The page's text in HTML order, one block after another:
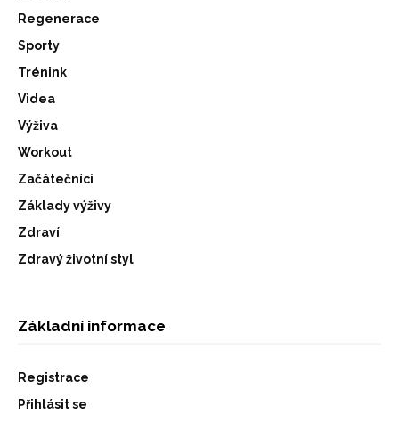
Regenerace
Sporty
Trénink
Videa
Výživa
Workout
Začátečníci
Základy výživy
Zdraví
Zdravý životní styl
Základní informace
Registrace
Přihlásit se